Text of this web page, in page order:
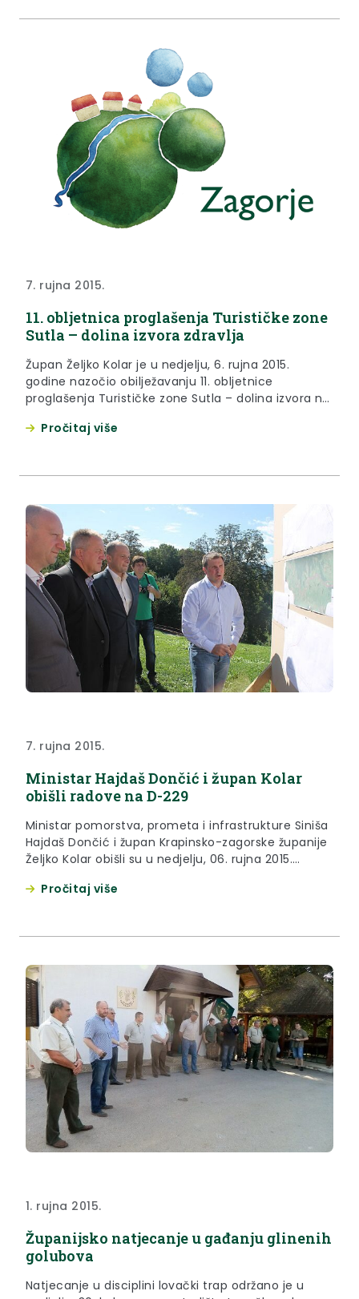
7. rujna 2015.
11. obljetnica proglašenja Turističke zone
Sutla – dolina izvora zdravlja
Župan Željko Kolar je u nedjelju, 6. rujna 2015.
godine nazočio obilježavanju 11. obljetnice
proglašenja Turističke zone Sutla – dolina izvora na
Plaviću.
Pročitaj više
7. rujna 2015.
Ministar Hajdaš Dončić i župan Kolar
obišli radove na D-229
Ministar pomorstva, prometa i infrastrukture Siniša
Hajdaš Dončić i župan Krapinsko-zagorske županije
Željko Kolar obišli su u nedjelju, 06. rujna 2015.
ceste D229, na dionici granični prijelaz Miljana-
Pročitaj više
1. rujna 2015.
Županijsko natjecanje u gađanju glinenih
golubova
Natjecanje u disciplini lovački trap održano je u